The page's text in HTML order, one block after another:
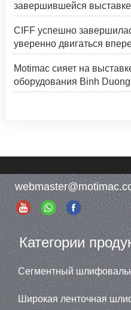
завершившейся
CIFF успешно
уверенно двигаться
Motimac сияет на
оборудования Binh
Категории
Сегментный